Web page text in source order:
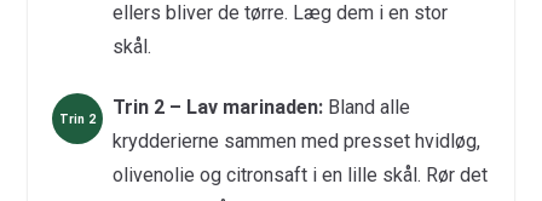
ellers bliver de tørre. Læg dem i en stor
skål.
Trin 2 – Lav marinaden:Bland alle
krydderierne sammen med presset hvidløg,
olivenolie og citronsaft i en lille skål. Rør det